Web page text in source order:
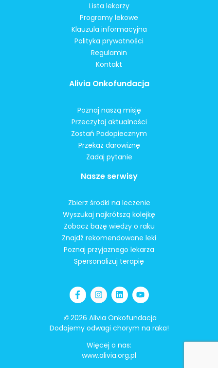
Lista lekarzy
Programy lekowe
Klauzula informacyjna
Polityka prywatności
Regulamin
Kontakt
Alivia Onkofundacja
Poznaj naszą misję
Przeczytaj aktualności
Zostań Podopiecznym
Przekaż darowiznę
Zadaj pytanie
Nasze serwisy
Zbierz środki na leczenie
Wyszukaj najkrótszą kolejkę
Zobacz bazę wiedzy o raku
Znajdź rekomendowane leki
Poznaj przyjaznego lekarza
Spersonalizuj terapię
©2026 Alivia Onkofundacja
Dodajemy odwagi chorym na raka!
Więcej o nas:
www.alivia.org.pl